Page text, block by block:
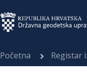
Početna Registar